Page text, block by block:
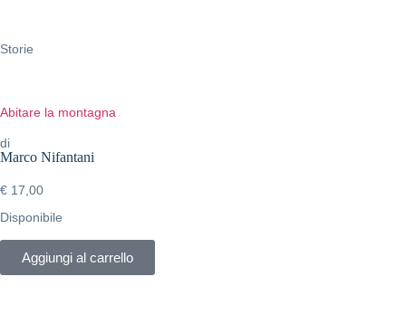
Storie
Abitare la montagna
di
Marco Nifantani
€ 17,00
Disponibile
Aggiungi al carrello